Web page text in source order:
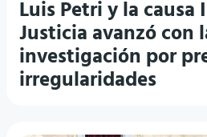
investigación por
irregularidades